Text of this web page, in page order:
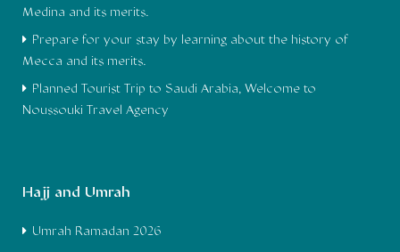
Medina and its merits.
Prepare for your stay by learning about the history of
Mecca and its merits.
Planned Tourist Trip to Saudi Arabia, Welcome to
Noussouki Travel Agency
Hajj and Umrah
Umrah Ramadan 2026